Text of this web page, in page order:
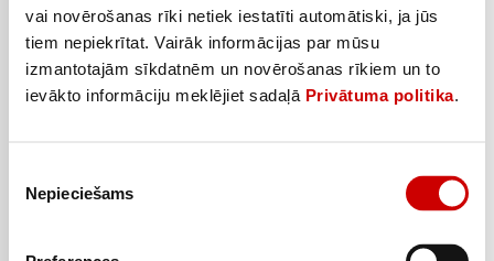
vai novērošanas rīki netiek iestatīti automātiski, ja jūs
tiem nepiekrītat. Vairāk informācijas par mūsu
izmantotajām sīkdatnēm un novērošanas rīkiem un to
ievākto informāciju meklējiet sadaļā Privātuma politika.
izvēle
Nepieciešams